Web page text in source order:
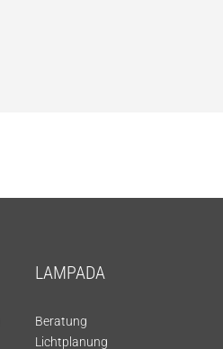
LAMPADA
Beratung
Lichtplanung